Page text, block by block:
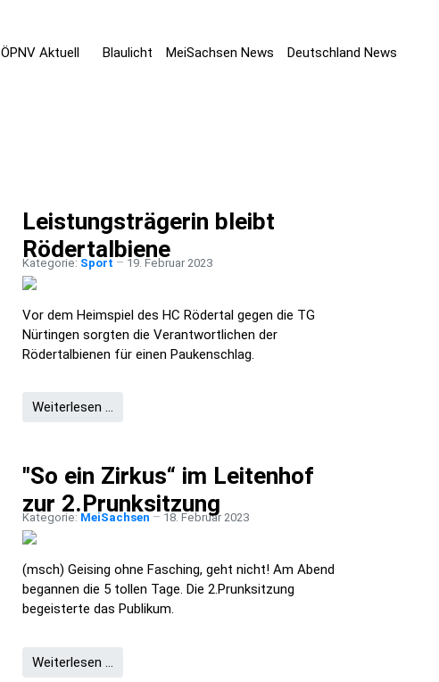
ÖPNV Aktuell Blaulicht MeiSachsen News Deutschland News
Leistungsträgerin bleibt
Rödertalbiene
Kategorie: Sport 19. Februar 2023
Vor dem Heimspiel des HC Rödertal gegen die TG
Nürtingen sorgten die Verantwortlichen der
Rödertalbienen für einen Paukenschlag.
Weiterlesen …
"So ein Zirkus“ im Leitenhof
zur 2.Prunksitzung
Kategorie: MeiSachsen 18. Februar 2023
(msch) Geising ohne Fasching, geht nicht! Am Abend
begannen die 5 tollen Tage. Die 2.Prunksitzung
begeisterte das Publikum.
Weiterlesen …